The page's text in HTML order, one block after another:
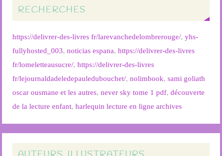
RECHERCHES
https://delivrer-des-livres fr/larevanchedelombrerouge/,yhs-
fullyhosted_003,noticias espana,https://delivrer-des-livres
fr/lomeletteausucre/,https://delivrer-des-livres
fr/lejournaldadeledepauledubouchet/,nolimbook,sami goliath
oscar ousmane et les autres,never sky tome 1 pdf,découverte
de la lecture enfant,harlequin lecture en ligne archives